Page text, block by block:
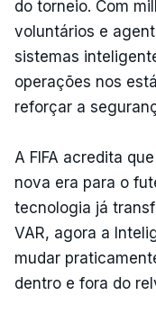
do torneio. Com
voluntários e
sistemas
operações nos
reforçar a
A FIFA acredita
nova era para o
tecnologia já
VAR, agora a
mudar
dentro e fora do